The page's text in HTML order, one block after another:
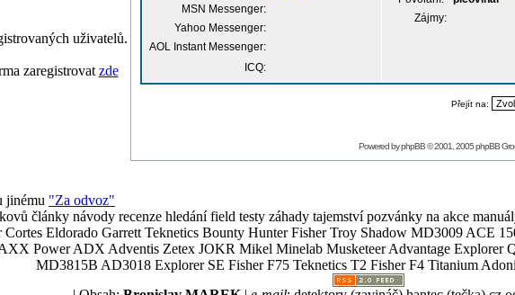
uživatelů.
zaregistrovat zde
jinému "Za odvoz"
Zájmy:
MSN Messenger:
Yahoo Messenger:
AOL Instant Messenger:
ICQ:
Přejít na:
Powered byphpBB© 2001, 2005 phpBB
články návody recenze hledání field testy záhady tajemství pozvánky na akce
Eldorado Garrett Teknetics Bounty Hunter Fisher Troy Shadow MD3009 ACE
Power ADX Adventis Zetex JOKR Mikel Minelab Musketeer Advantage Explorer
MD3815B AD3018 Explorer SE Fisher F75 Teknetics T2 Fisher F4 Titanium